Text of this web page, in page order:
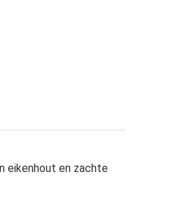
eikenhout en zachte